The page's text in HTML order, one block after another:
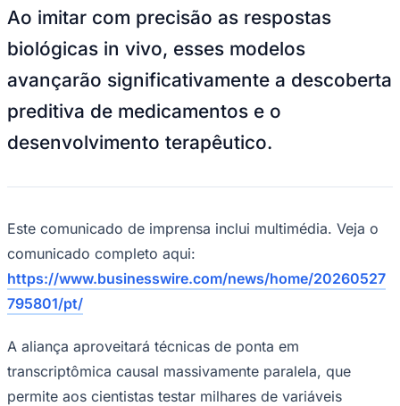
Anuncie no Portal
Verificar EmpresaNovo
Anunciar Vagas
Publicidade Legal
NBA
UFC
MLB
NHL
Atletismo
Vôlei
NBB
Competições de Futebol
Brasileirão Série A
Brasileirão Série B
Paulistão
Copa do Brasil
Ao imitar com precisão as respostas
biológicas in vivo, esses modelos
avançarão significativamente a descoberta
preditiva de medicamentos e o
desenvolvimento terapêutico.
Este comunicado de imprensa inclui multimédia. Veja o
comunicado completo aqui:
https://www.businesswire.com/news/home/20260527
795801/pt/
A aliança aproveitará técnicas de ponta em
transcriptômica causal massivamente paralela, que
permite aos cientistas testar milhares de variáveis ​​